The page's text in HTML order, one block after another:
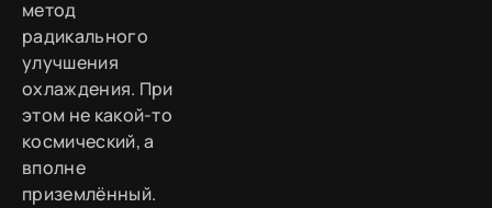
метод
радикального
улучшения
охлаждения. При
этом не какой-то
космический, а
вполне
приземлённый.